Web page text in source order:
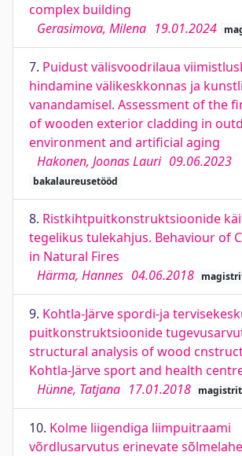
complex building
Gerasimova, Milena 19.01.2024
7. Puidust välisvoodrilaua
hindamine välikeskkonnas ja
vanandamisel. Assessment of the
of wooden exterior cladding in
environment and artificial aging
Hakonen, Joonas Lauri 09.06.2023
bakalaureusetööd
8. Ristkihtpuitkonstruktsioonide
tegelikus tulekahjus. Behaviour of
in Natural Fires
Härma, Hannes 04.06.2018
9. Kohtla-Järve spordi-ja
puitkonstruktsioonide
structural analysis of wood
Kohtla-Järve sport and health
Hünne, Tatjana 17.01.2018
10. Kolme liigendiga liimpuitraami
võrdlusarvutus erinevate